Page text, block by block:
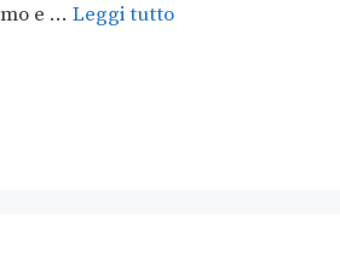
e … Leggi tutto